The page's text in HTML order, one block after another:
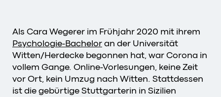
Als Cara Wegerer im Frühjahr 2020 mit ihrem
Psychologie-Bachelor an der Universität
Witten/Herdecke begonnen hat, war Corona in
vollem Gange. Online-Vorlesungen, keine Zeit
vor Ort, kein Umzug nach Witten. Stattdessen
ist die gebürtige Stuttgarterin in Sizilien